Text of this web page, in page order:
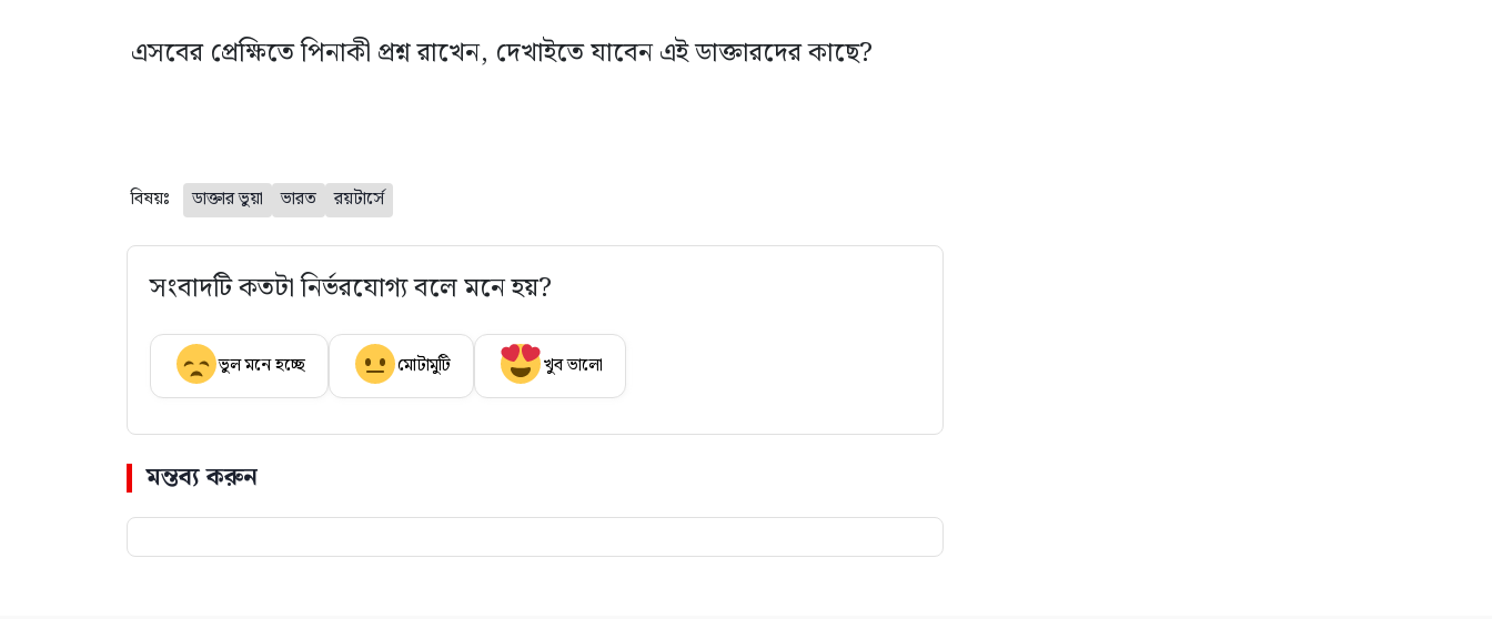
এসবের প্রেক্ষিতে পিনাকী প্রশ্ন রাখেন, দেখাইতে যাবেন এই ডাক্তারদের কাছে?
বিষয়ঃ ডাক্তার ভুয়া ভারত রয়টার্সে
সংবাদটি কতটা নির্ভরযোগ্য বলে মনে হয়?
ভুল মনে হচ্ছে মোটামুটি খুব ভালো
মন্তব্য করুন